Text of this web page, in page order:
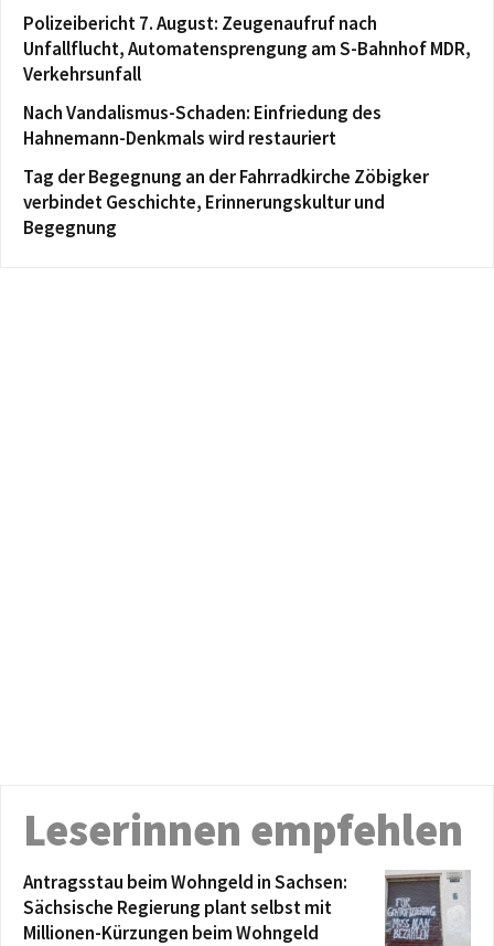
Polizeibericht 7. August: Zeugenaufruf nach
Unfallflucht, Automatensprengung am S-Bahnhof MDR,
Verkehrsunfall
Nach Vandalismus-Schaden: Einfriedung des
Hahnemann-Denkmals wird restauriert
Tag der Begegnung an der Fahrradkirche Zöbigker
verbindet Geschichte, Erinnerungskultur und
Begegnung
Leserinnen empfehlen
Antragsstau beim Wohngeld in Sachsen:
Sächsische Regierung plant selbst mit
Millionen-Kürzungen beim Wohngeld